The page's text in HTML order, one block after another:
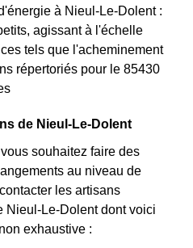
à Nieul-Le-Dolent :
agissant à l'échelle
tels que l'acheminement
répertoriés pour le 85430
de Nieul-Le-Dolent
souhaitez faire des
au niveau de
les artisans
Nieul-Le-Dolent dont voici
exhaustive :